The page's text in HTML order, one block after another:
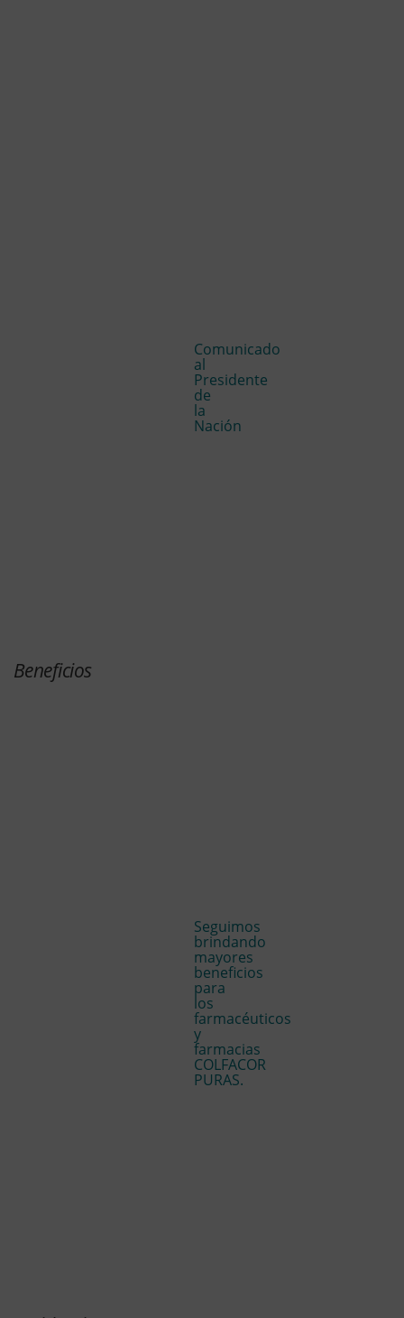
Comunicado
al
Presidente
de
la
Nación
Beneficios
Seguimos
brindando
mayores
beneficios
para
los
farmacéuticos
y
farmacias
COLFACOR
PURAS.